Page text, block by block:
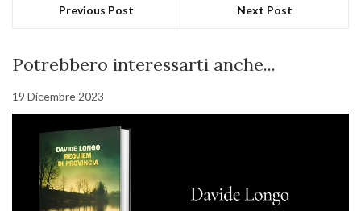
Previous Post Next Post
Potrebbero interessarti anche...
19 Dicembre 2023